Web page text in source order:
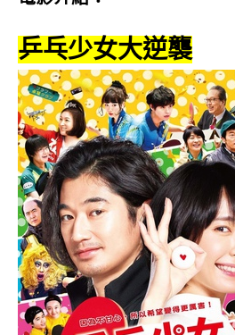
乒乓少女大逆襲